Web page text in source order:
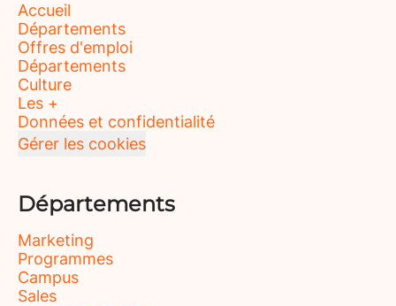
Accueil
Départements
Offres d'emploi
Départements
Culture
Les +
Données et confidentialité
Gérer les cookies
Départements
Marketing
Programmes
Campus
Sales